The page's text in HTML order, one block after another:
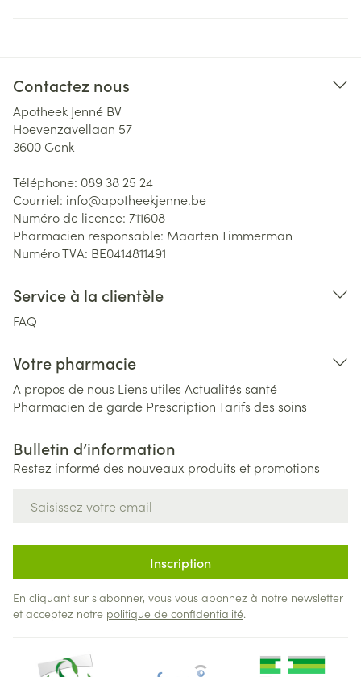
Contactez nous
Apotheek Jenné BV
Hoevenzavellaan 57
3600 Genk
Téléphone: 089 38 25 24
Courriel: info@apotheekjenne.be
Numéro de licence: 711608
Pharmacien responsable: Maarten Timmerman
Numéro TVA: BE0414811491
Service à la clientèle
FAQ
Votre pharmacie
A propos de nous Liens utiles Actualités santé
Pharmacien de garde PrescriptionTarifs des soins
Bulletin d’information
Restez informé des nouveaux produits et promotions
Inscription
En cliquant sur s'abonner, vous vous abonnez à notre newsletter
et acceptez notre politique de confidentialité.